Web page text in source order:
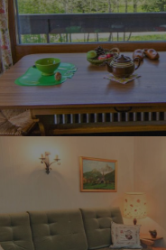
votre recherche.
sa boussole, il